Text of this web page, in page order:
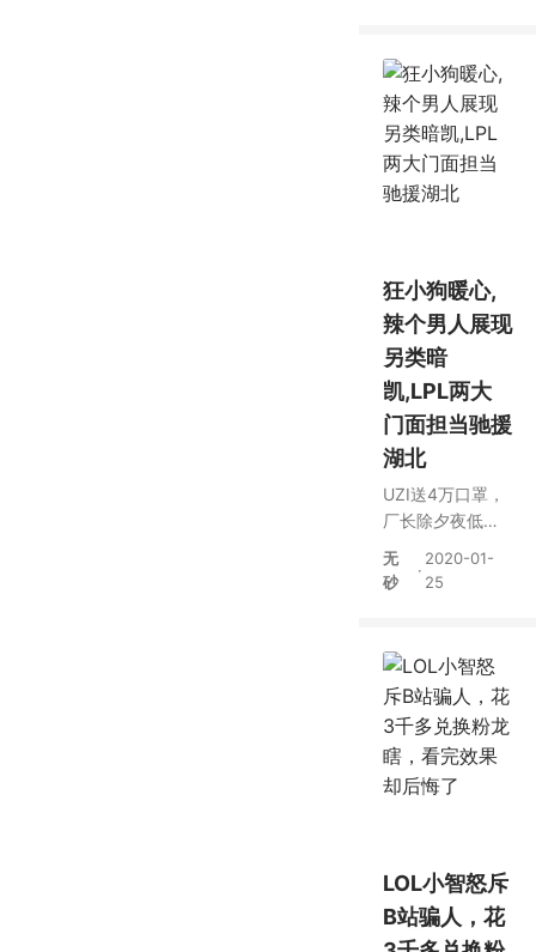
狂小狗暖心,
辣个男人展现
另类暗
凯,LPL两大
门面担当驰援
湖北
UZI送4万口罩，
厂长除夕夜低调
捐款，电竞明星
驰援武汉以身作
无
砂
·
2020-01-
25
LOL小智怒斥
B站骗人，花